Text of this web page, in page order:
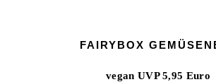
FAIRYBOX
vegan UVP 5,95 Euro